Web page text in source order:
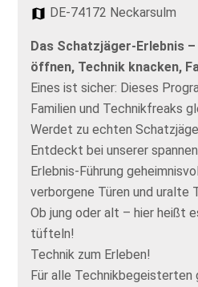
DE-74172 Neckarsulm
Das Schatzjäger-Erlebnis –
öffnen, Technik knacken,
Eines ist sicher: Dieses
Familien und Technikfreaks
Werdet zu echten
Entdeckt bei unserer
Erlebnis-Führung
verborgene Türen und uralte
Ob jung oder alt – hier heißt
tüfteln!
Technik zum Erleben!
Für alle Technikbegeisterten